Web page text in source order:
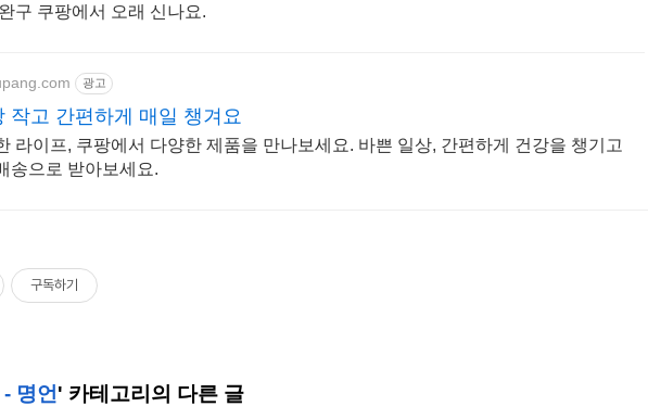
구 쿠팡에서 오래 신나요.
광고
작고 간편하게 매일 챙겨요
라이프, 쿠팡에서 다양한 제품을 만나보세요. 바쁜 일상, 간편하게 건강을 챙기고
송으로 받아보세요.
구독하기
명언 ' 카테고리의 다른 글